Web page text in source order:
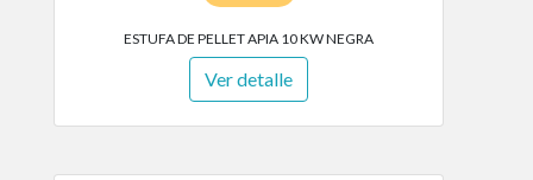
ESTUFA DE PELLET APIA 10 KW NEGRA
Ver detalle